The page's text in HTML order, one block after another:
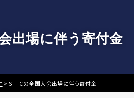
会出場に伴う寄付金
> STFCの全国大会出場に伴う寄付金